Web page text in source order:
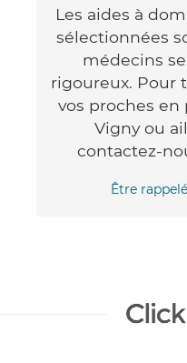
Les aides à
sélectionnées
médecins
rigoureux. Pour
vos proches
Vigny ou
contactez-
Être